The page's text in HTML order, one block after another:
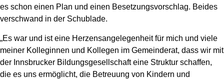
es schon einen Plan und einen Besetzungsvorschlag. Beides
verschwand in der Schublade.
„Es war und ist eine Herzensangelegenheit für mich und viele
meiner Kolleginnen und Kollegen im Gemeinderat, dass wir mit
der Innsbrucker Bildungsgesellschaft eine Struktur schaffen,
die es uns ermöglicht, die Betreuung von Kindern und